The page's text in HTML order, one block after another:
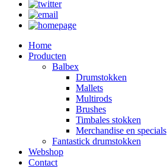
Home
Producten
Balbex
Drumstokken
Mallets
Multirods
Brushes
Timbales stokken
Merchandise en specials
Fantastick drumstokken
Webshop
Contact